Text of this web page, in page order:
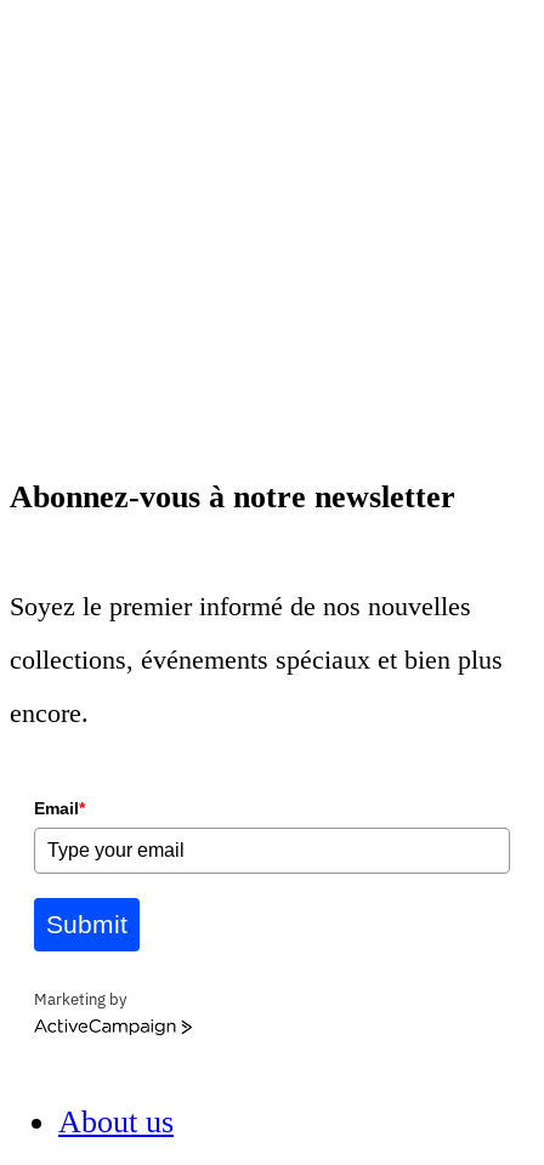
Abonnez-vous à notre newsletter
Soyez le premier informé de nos nouvelles
collections, événements spéciaux et bien plus
encore.
Email*
Submit
Marketing by
ActiveCampaign
About us